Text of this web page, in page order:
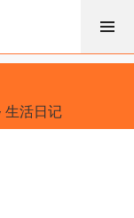
生活日记